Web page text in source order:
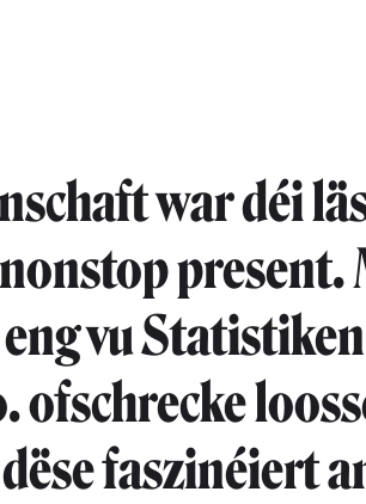
war déi
present.
vu
ofschrecke
faszinéiert